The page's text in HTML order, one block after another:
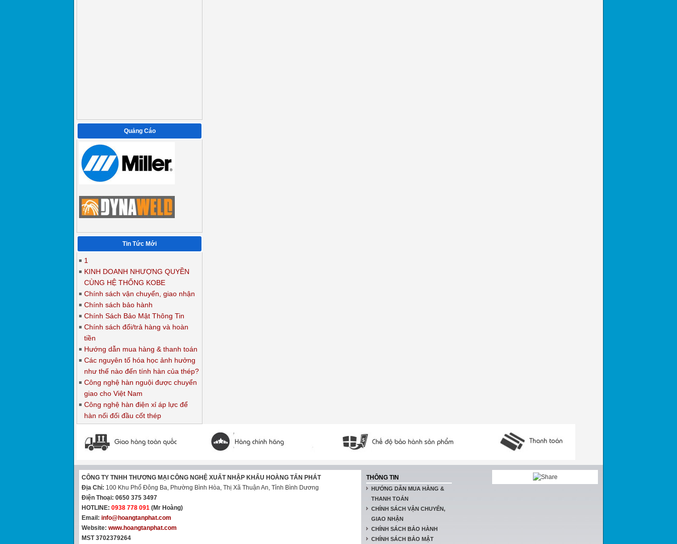
Quảng Cáo
Tin Tức Mới
1
KINH DOANH NHƯỢNG QUYỀN
CÙNG HỆ THỐNG KOBE
Chính sách vận chuyển, giao nhận
Chính sách bảo hành
Chính Sách Bảo Mật Thông Tin
Chính sách đổi/trả hàng và hoàn
tiền
Hướng dẫn mua hàng & thanh toán
Các nguyên tố hóa học ảnh hưởng
như thế nào đến tính hàn của thép?
Công nghệ hàn nguội được chuyển
giao cho Việt Nam
Công nghệ hàn điện xỉ áp lực để
hàn nối đối đầu cốt thép
CÔNG TY TNHH THƯƠNG MẠI CÔNG NGHỆ XUẤT NHẬP KHẨU HOÀNG TẤN PHÁT
Địa Chỉ: 100 Khu Phố Đông Ba, Phường Bình Hòa, Thị Xã Thuận An, Tỉnh Bình Dương
Điện Thoại: 0650 375 3497
HOTLINE: 0938 778 091 (Mr Hoàng)
Email: info@hoangtanphat.com
Website: www.hoangtanphat.com
MST 3702379264
THÔNG TIN
HƯỚNG DẪN MUA HÀNG &
THANH TOÁN
CHÍNH SÁCH VẬN CHUYỂN,
GIAO NHẬN
CHÍNH SÁCH BẢO HÀNH
CHÍNH SÁCH BẢO MẬT